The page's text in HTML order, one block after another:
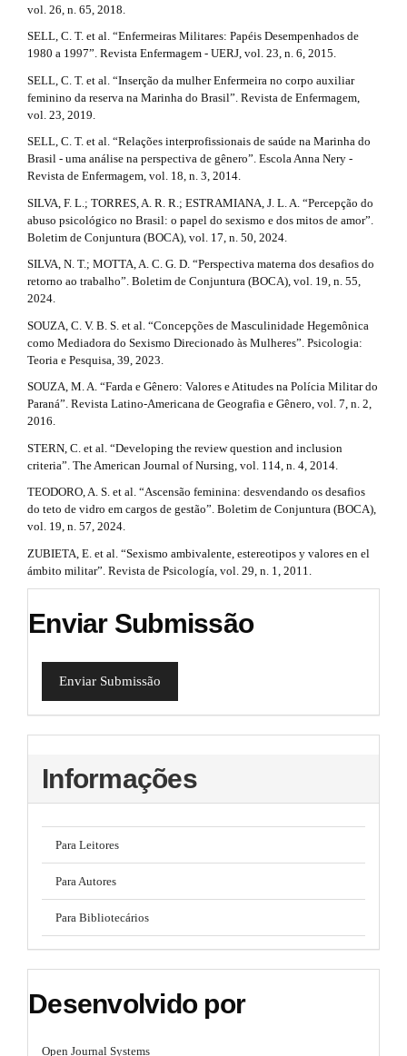
vol. 26, n. 65, 2018.
SELL, C. T. et al. “Enfermeiras Militares: Papéis Desempenhados de
1980 a 1997”. Revista Enfermagem - UERJ, vol. 23, n. 6, 2015.
SELL, C. T. et al. “Inserção da mulher Enfermeira no corpo auxiliar
feminino da reserva na Marinha do Brasil”. Revista de Enfermagem,
vol. 23, 2019.
SELL, C. T. et al. “Relações interprofissionais de saúde na Marinha do
Brasil - uma análise na perspectiva de gênero”. Escola Anna Nery -
Revista de Enfermagem, vol. 18, n. 3, 2014.
SILVA, F. L.; TORRES, A. R. R.; ESTRAMIANA, J. L. A. “Percepção do
abuso psicológico no Brasil: o papel do sexismo e dos mitos de amor”.
Boletim de Conjuntura (BOCA), vol. 17, n. 50, 2024.
SILVA, N. T.; MOTTA, A. C. G. D. “Perspectiva materna dos desafios do
retorno ao trabalho”. Boletim de Conjuntura (BOCA), vol. 19, n. 55,
2024.
SOUZA, C. V. B. S. et al. “Concepções de Masculinidade Hegemônica
como Mediadora do Sexismo Direcionado às Mulheres”. Psicologia:
Teoria e Pesquisa, 39, 2023.
SOUZA, M. A. “Farda e Gênero: Valores e Atitudes na Polícia Militar do
Paraná”. Revista Latino-Americana de Geografia e Gênero, vol. 7, n. 2,
2016.
STERN, C. et al. “Developing the review question and inclusion
criteria”. The American Journal of Nursing, vol. 114, n. 4, 2014.
TEODORO, A. S. et al. “Ascensão feminina: desvendando os desafios
do teto de vidro em cargos de gestão”. Boletim de Conjuntura (BOCA),
vol. 19, n. 57, 2024.
ZUBIETA, E. et al. “Sexismo ambivalente, estereotipos y valores en el
ámbito militar”. Revista de Psicología, vol. 29, n. 1, 2011.
Enviar Submissão
Enviar Submissão
Informações
Para Leitores
Para Autores
Para Bibliotecários
Desenvolvido por
Open Journal Systems